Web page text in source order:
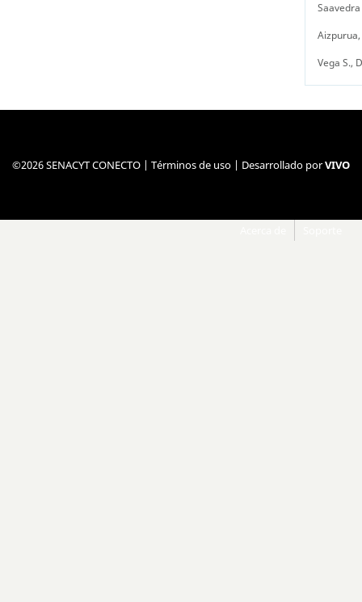
Vega S.,
©2026 SENACYT CONECTO | Términos de uso | Desarrollado porVIVO